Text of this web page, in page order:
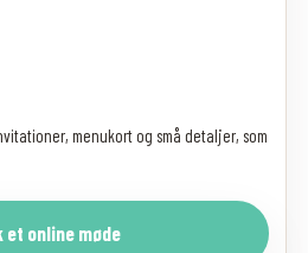
menukort og små detaljer, som
et online møde